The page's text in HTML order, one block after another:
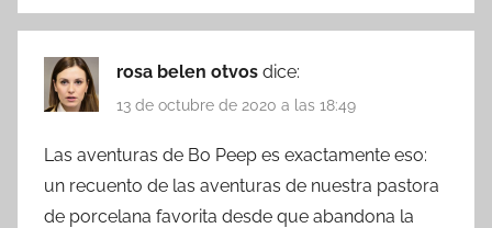
rosa belen otvos dice:
13 de octubre de 2020 a las 18:49
Las aventuras de Bo Peep es exactamente eso:
un recuento de las aventuras de nuestra pastora
de porcelana favorita desde que abandona la